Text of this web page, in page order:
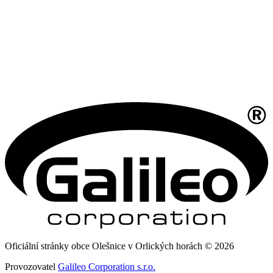
Oficiální stránky obce Olešnice v Orlických horách © 2026
Provozovatel Galileo Corporation s.r.o.